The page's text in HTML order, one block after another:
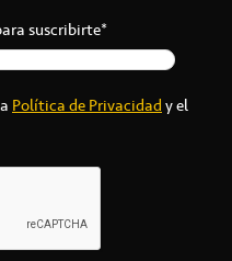
suscribirte*
Política de Privacidady el